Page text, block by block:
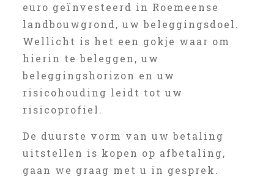
euro geïnvesteerd in Roemeense
landbouwgrond, uw beleggingsdoel.
Wellicht is het een gokje waar om
hierin te beleggen, uw
beleggingshorizon en uw
risicohouding leidt tot uw
risicoprofiel.
De duurste vorm van uw betaling
uitstellen is kopen op afbetaling,
gaan we graag met u in gesprek.